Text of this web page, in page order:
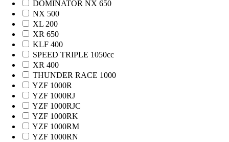
DOMINATOR NX 650
NX 500
XL 200
XR 650
KLF 400
SPEED TRIPLE 1050cc
XR 400
THUNDER RACE 1000
YZF 1000R
YZF 1000RJ
YZF 1000RJC
YZF 1000RK
YZF 1000RM
YZF 1000RN